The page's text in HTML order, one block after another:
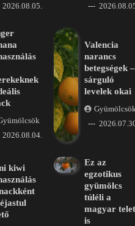
2026.08.05.
2026.08.04.
Valencia
narancs
betegségek –
sárguló
levelek okai
kiwi
Ez az
egzotikus
gyümölcs
túléli a
magyar telet
is